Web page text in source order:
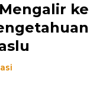
ke